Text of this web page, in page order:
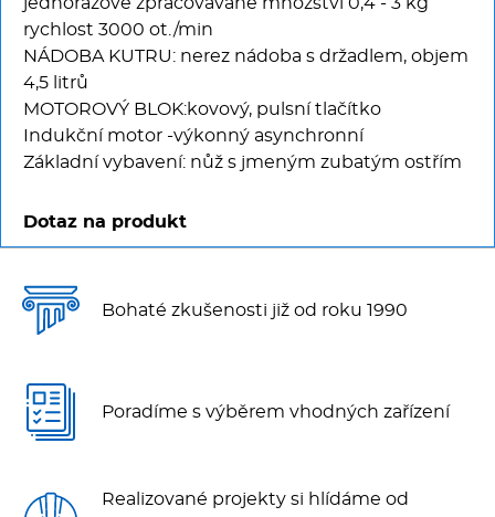
rychlost 3000 ot./min
NÁDOBA KUTRU: nerez nádoba s držadlem, objem
4,5 litrů
MOTOROVÝ BLOK:kovový, pulsní tlačítko
Indukční motor -výkonný asynchronní
Základní vybavení: nůž s jmeným zubatým ostřím
Dotaz na produkt
Bohaté zkušenosti již od roku 1990
Poradíme s výběrem vhodných zařízení
Realizované projekty si hlídáme od